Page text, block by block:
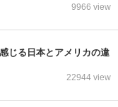
9966 view
じる日本とアメリカの違
22944 view